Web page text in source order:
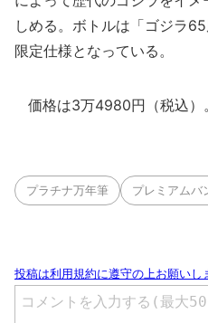
しめる。ボトルは「ゴジラ
限定仕様となっている。
価格は3万4980円（税込）。
プラチナ万年筆 プレミアムバ